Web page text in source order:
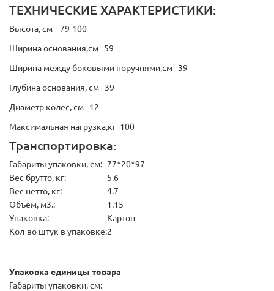
ТЕХНИЧЕСКИЕ ХАРАКТЕРИСТИКИ:
Высота, см 79-100
Ширина основания,см 59
Ширина между боковыми поручнями,см 39
Глубина основания, см 39
Диаметр колес, см 12
Максимальная нагрузка,кг 100
Транспортировка:
Габариты упаковки, см: 77*20*97
Вес брутто, кг:
5.6
Вес нетто, кг:
4.7
Объем, м3.:
1.15
Упаковка:
Картон
Кол-во штук в упаковке:2
Упаковка единицы товара
Габариты упаковки, см: